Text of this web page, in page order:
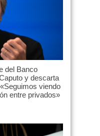
del Banco
y descarta
viendo
entre privados»